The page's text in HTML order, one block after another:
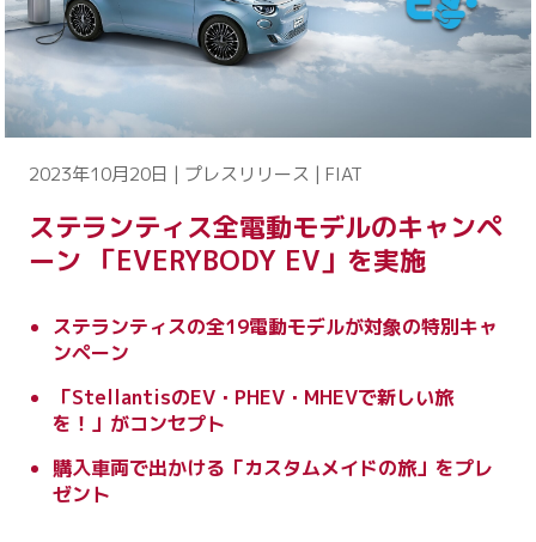
2023年10月20日 | プレスリリース | FIAT
ステランティス全電動モデルのキャンペ
ーン 「EVERYBODY EV」を実施
ステランティスの全19電動モデルが対象の特別キャ
ンペーン
「StellantisのEV・PHEV・MHEVで新しい旅
を！」がコンセプト
購入車両で出かける「カスタムメイドの旅」をプレ
ゼント